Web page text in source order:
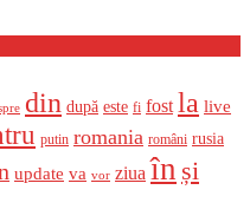
din după este fi fost la live
putin romania români rusia
update va vor ziua în și